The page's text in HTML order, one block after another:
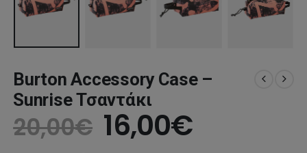
Burton Accessory Case –
Sunrise Τσαντάκι
20,00€ Original
16,00€Η